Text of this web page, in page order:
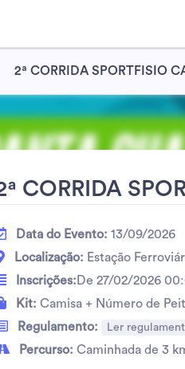
2ª CORRIDA SPORTFISIO
CORRIDA
Data do Evento: 13/09/2026
Localização: Estação
Inscrições: De 27/02/2026
Kit: Camisa + Número de
Regulamento:
Ler
Percurso: Caminhada de 3